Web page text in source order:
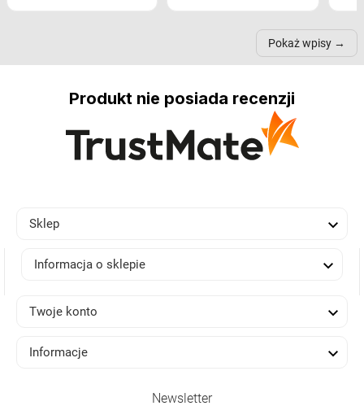
nich może przydać się w
Pokaż wpisy
Produkt nie posiada recenzji
Sklep 
Informacja o sklepie 
Twoje konto 
Informacje 
Newsletter